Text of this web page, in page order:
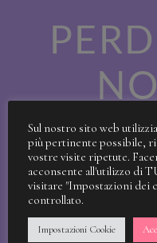
Sul nostro sito web
più pertinente possibile,
vostre visite ripetute.
acconsente all'utilizzo di
visitare "Impostazioni dei
controllato.
Impostazioni Cookie